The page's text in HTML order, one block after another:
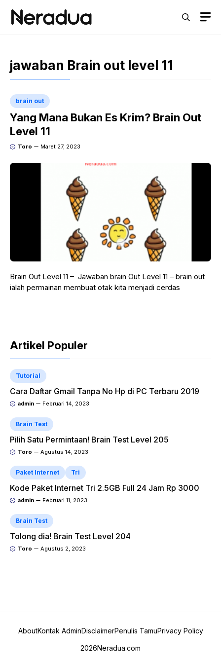
jawaban Brain out level 11
brain out
Yang Mana Bukan Es Krim? Brain Out
Level 11
Toro Maret 27, 2023
Brain Out Level 11 – Jawaban brain Out Level 11 – brain out
ialah permainan membuat otak kita menjadi cerdas
Artikel Populer
Tutorial
Cara Daftar Gmail Tanpa No Hp di PC Terbaru 2019
admin Februari 14, 2023
Brain Test
Pilih Satu Permintaan! Brain Test Level 205
Toro Agustus 14, 2023
Paket Internet Tri
Kode Paket Internet Tri 2.5GB Full 24 Jam Rp 3000
admin Februari 11, 2023
Brain Test
Tolong dia! Brain Test Level 204
Toro Agustus 2, 2023
AboutKontak AdminDisclaimerPenulis TamuPrivacy Policy
2026Neradua.com